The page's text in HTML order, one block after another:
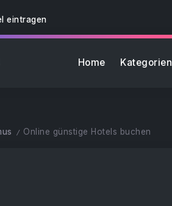
eintragen
Home Kategorien
/ Online günstige Hotels buchen